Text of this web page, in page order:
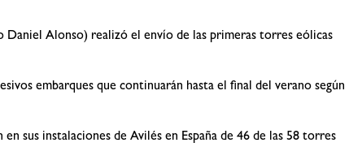
Daniel Alonso) realizó el envío de las primeras torres eólicas
embarques que continuarán hasta el final del verano según
sus instalaciones de Avilés en España de 46 de las 58 torres